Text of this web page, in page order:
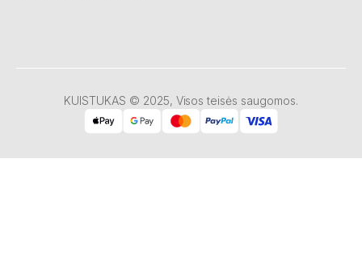
KUISTUKAS © 2025, Visos teisės saugomos.